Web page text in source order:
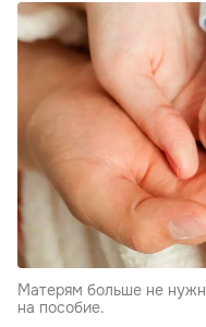
Матерям больше не
на пособие.